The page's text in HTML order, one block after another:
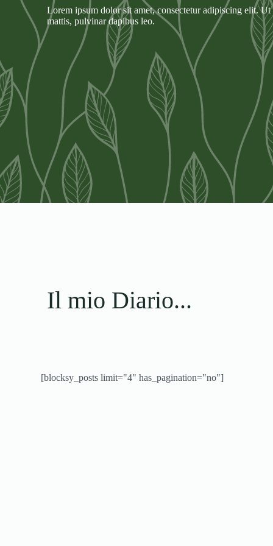
Lorem ipsum dolor sit amet, consectetur adipiscing elit.
mattis, pulvinar dapibus leo.
Il mio Diario...
[blocksy_posts limit="4" has_pagination="no"]